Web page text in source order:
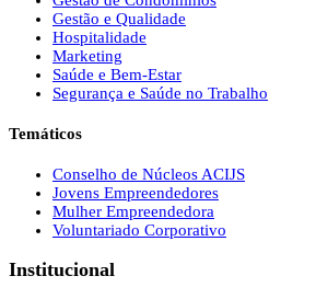
Gestão e Qualidade
Hospitalidade
Marketing
Saúde e Bem-Estar
Segurança e Saúde no Trabalho
Temáticos
Conselho de Núcleos ACIJS
Jovens Empreendedores
Mulher Empreendedora
Voluntariado Corporativo
Institucional